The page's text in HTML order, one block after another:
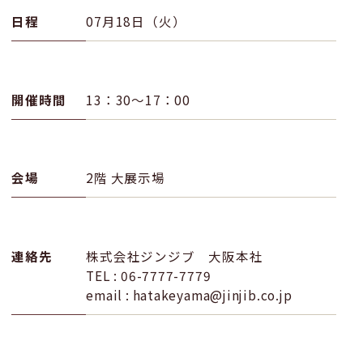
日程 07月18日（火）
開催時間 13：30～17：00
会場 2階 大展示場
連絡先
株式会社ジンジブ 大阪本社
TEL : 06-7777-7779
email : hatakeyama@jinjib.co.jp